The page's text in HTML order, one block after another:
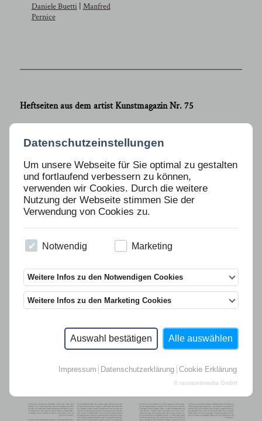
Datenschutzeinstellungen
Um unsere Webseite für Sie optimal zu gestalten
und fortlaufend verbessern zu können,
verwenden wir Cookies. Durch die weitere
Nutzung der Webseite stimmen Sie der
Verwendung von Cookies zu.
Notwendig Marketing
Weitere Infos zu den Notwendigen Cookies
Weitere Infos zu den Marketing Cookies
Auswahl bestätigen Alle auswählen
Impressum Datenschutzerklärung Cookie Erklärung
© raumzeitmedia GmbH
Daniele Buetti
Manfred
Pernice
Heftseiten aus dem artist Kunstmagazin Nr. 75